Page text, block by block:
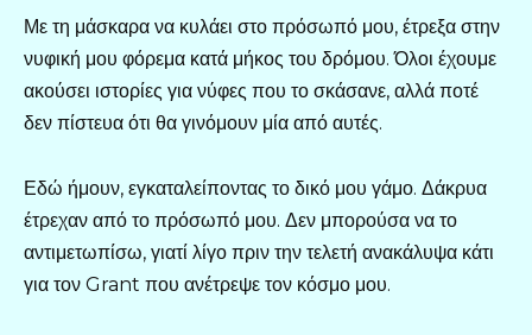
Με τη μάσκαρα να κυλάει στο πρόσωπό μου, έτρεξα στην
νυφική μου φόρεμα κατά μήκος του δρόμου. Όλοι έχουμε
ακούσει ιστορίες για νύφες που το σκάσανε, αλλά ποτέ
δεν πίστευα ότι θα γινόμουν μία από αυτές.
Εδώ ήμουν, εγκαταλείποντας το δικό μου γάμο. Δάκρυα
έτρεχαν από το πρόσωπό μου. Δεν μπορούσα να το
αντιμετωπίσω, γιατί λίγο πριν την τελετή ανακάλυψα κάτι
για τον Grant που ανέτρεψε τον κόσμο μου.